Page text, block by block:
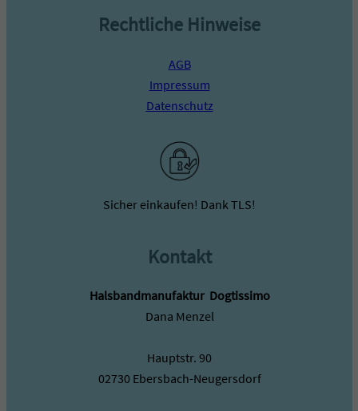
Rechtliche Hinweise
AGB
Impressum
Datenschutz
Sicher einkaufen! Dank TLS!
Kontakt
Halsbandmanufaktur ­ Dogtissimo
Dana Menzel
Hauptstr. 90
02730 Ebersbach-Neugersdorf